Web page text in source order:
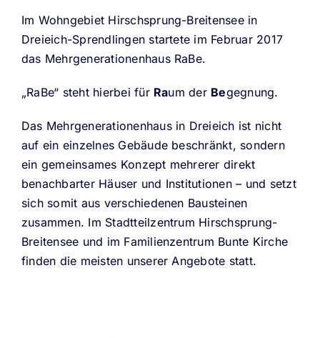
RaBe Mitgestalten
Im Wohngebiet Hirschsprung-Breitensee in
Dreieich-Sprendlingen startete im Februar 2017
das Mehrgenerationenhaus RaBe.
„RaBe“ steht hierbei für Raum der Begegnung.
Das Mehrgenerationenhaus in Dreieich ist nicht
auf ein einzelnes Gebäude beschränkt, sondern
ein gemeinsames Konzept mehrerer direkt
benachbarter Häuser und Institutionen – und setzt
sich somit aus verschiedenen Bausteinen
zusammen. Im Stadtteilzentrum Hirschsprung-
Breitensee und im Familienzentrum Bunte Kirche
finden die meisten unserer Angebote statt.